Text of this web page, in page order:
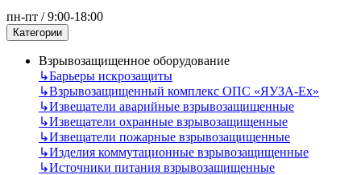
пн-пт / 9:00-18:00
Категории
Взрывозащищенное оборудование
↳Барьеры искрозащиты
↳Взрывозащищенный комплекс ОПС «ЯУЗА-Ех»
↳Извещатели аварийные взрывозащищенные
↳Извещатели охранные взрывозащищенные
↳Извещатели пожарные взрывозащищенные
↳Изделия коммутационные взрывозащищенные
↳Источники питания взрывозащищенные